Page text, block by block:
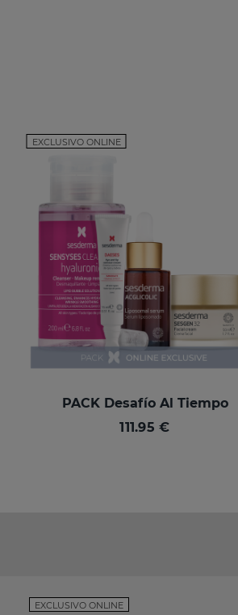
EXCLUSIVO ONLINE
PACK Desafío Al Tiempo
111.95 €
EXCLUSIVO ONLINE